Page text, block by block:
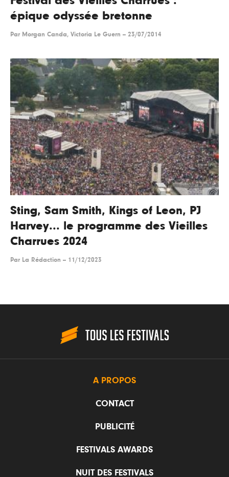
épique odyssée bretonne
Par Morgan Canda, Victoria Le Guern -- 23/07/2014
Sting, Sam Smith, Kings of Leon, PJ
Harvey... le programme des Vieilles
Charrues 2024
Par La Rédaction -- 11/12/2023
A PROPOS
CONTACT
PUBLICITÉ
FESTIVALS AWARDS
NUIT DES FESTIVALS